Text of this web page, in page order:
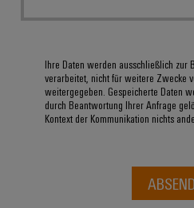
Ihre Daten werden ausschließlich zur
verarbeitet, nicht für weitere Zwecke
weitergegeben. Gespeicherte Daten
durch Beantwortung Ihrer Anfrage
Kontext der Kommunikation nichts